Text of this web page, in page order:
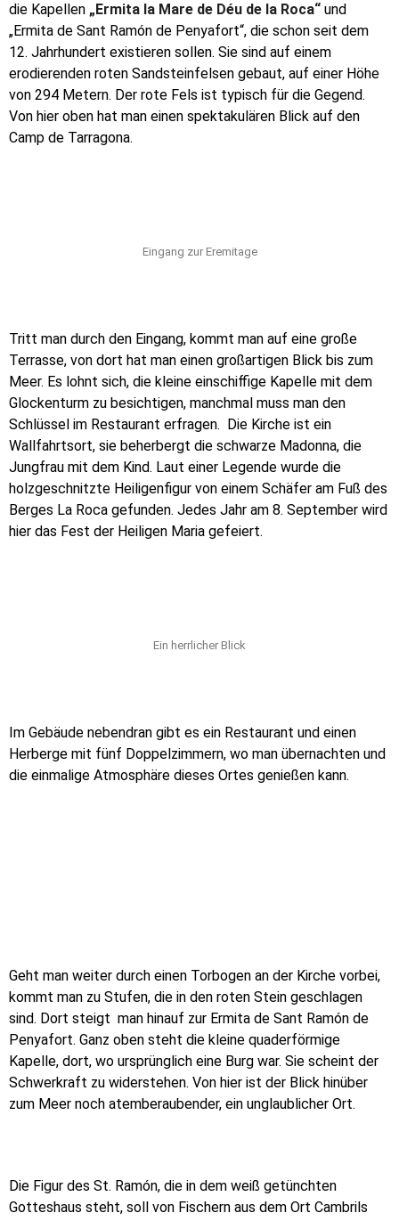
die Kapellen „Ermita la Mare de Déu de la Roca“ und
„Ermita de Sant Ramón de Penyafort“, die schon seit dem
12. Jahrhundert existieren sollen. Sie sind auf einem
erodierenden roten Sandsteinfelsen gebaut, auf einer Höhe
von 294 Metern. Der rote Fels ist typisch für die Gegend.
Von hier oben hat man einen spektakulären Blick auf den
Camp de Tarragona.
Eingang zur Eremitage
Tritt man durch den Eingang, kommt man auf eine große
Terrasse, von dort hat man einen großartigen Blick bis zum
Meer. Es lohnt sich, die kleine einschiffige Kapelle mit dem
Glockenturm zu besichtigen, manchmal muss man den
Schlüssel im Restaurant erfragen.
Die Kirche ist ein
Wallfahrtsort, sie beherbergt die schwarze Madonna, die
Jungfrau mit dem Kind. Laut einer Legende wurde die
holzgeschnitzte Heiligenfigur von einem Schäfer am Fuß des
Berges La Roca gefunden. Jedes Jahr am 8. September wird
hier das Fest der Heiligen Maria gefeiert.
Ein herrlicher Blick
Im Gebäude nebendran gibt es ein Restaurant und einen
Herberge mit fünf Doppelzimmern, wo man übernachten und
die einmalige Atmosphäre dieses Ortes genießen kann.
Geht man weiter durch einen Torbogen an der Kirche vorbei,
kommt man zu Stufen, die in den roten Stein geschlagen
sind. Dort steigt man hinauf zur Ermita de Sant Ramón de
Penyafort. Ganz oben steht die kleine quaderförmige
Kapelle, dort, wo ursprünglich eine Burg war. Sie scheint der
Schwerkraft zu widerstehen. Von hier ist der Blick hinüber
zum Meer noch atemberaubender, ein unglaublicher Ort.
Die Figur des St. Ramón, die in dem weiß getünchten
Gotteshaus steht, soll von Fischern aus dem Ort Cambrils